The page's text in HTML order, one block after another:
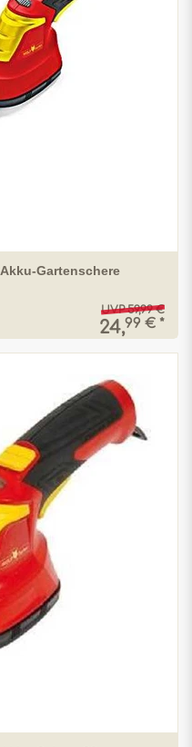
Gartenschere
UVP 59,99 €
24,99 € *